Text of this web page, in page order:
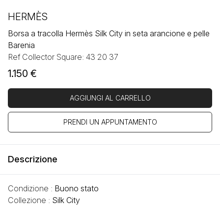
HERMÈS
Borsa a tracolla Hermès Silk City in seta arancione e pelle
Barenia
Ref Collector Square: 43 20 37
1.150 €
AGGIUNGI AL CARRELLO
PRENDI UN APPUNTAMENTO
Descrizione
Condizione : Buono stato
Collezione : Silk City